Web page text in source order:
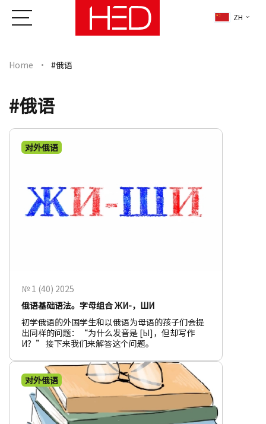
ZH
Home #俄语
#俄语
对外俄语
№ 1 (40) 2025
俄语基础语法。字母组合 ЖИ-，ШИ
初学俄语的外国学生和以俄语为母语的孩子们会提
出同样的问题：“为什么发音是 [Ы]，但却写作
И？” 接下来我们来解答这个问题。
对外俄语